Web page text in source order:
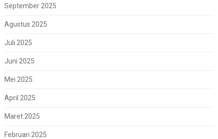
September 2025
Agustus 2025
Juli 2025
Juni 2025
Mei 2025
April 2025
Maret 2025
Februari 2025